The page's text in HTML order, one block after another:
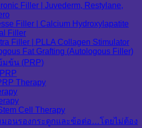
Filler | Juvederm, Restylane,
Filler | Calcium Hydroxylapatite
Filler
Filler | PLLA Collagen Stimulator
Fat Grafting (Autologous Filler)
มข้น (PRP)
Therapy
Cell Therapy
อนรองกระดูกและข้อต่อ…โดยไม่ต้อง